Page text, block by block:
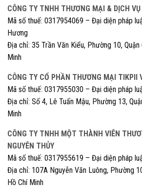
CÔNG TY TNHH THƯƠNG MẠI & DỊCH VỤ
Mã số thuế: 0317954069 – Đại diện pháp
Hương
Địa chỉ: 35 Trần Văn Kiểu, Phường 10, Quận
Minh
CÔNG TY CỔ PHẦN THƯƠNG MẠI TIKPII
Mã số thuế: 0317955030 – Đại diện pháp
Địa chỉ: Số 4, Lê Tuấn Mậu, Phường 13,
Minh
CÔNG TY TNHH MỘT THÀNH VIÊN
NGUYÊN THỦY
Mã số thuế: 0317955619 – Đại diện pháp
Địa chỉ: 107A Nguyễn Văn Luông, Phường
Hồ Chí Minh